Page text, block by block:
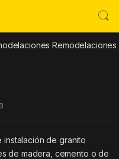
Remodelaciones
instalación de granito
de madera, cemento o de